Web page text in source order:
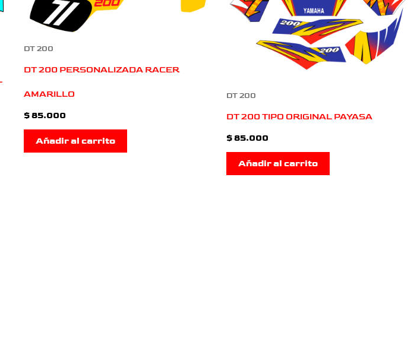
DT 200
DT 200 PERSONALIZADA RACER
AMARILLO
$85.000
Añadir al carrito
DT 200
DT 200 TIPO ORIGINAL PAYASA
$85.000
Añadir al carrito